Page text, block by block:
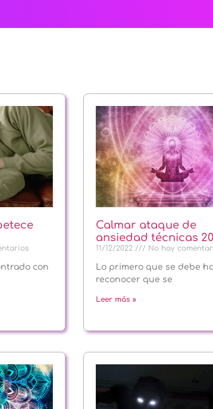
con
Calmar ataque de
ansiedad técnicas
11/12/2022 No hay
Lo primero que se debe
reconocer que se
Leer más »